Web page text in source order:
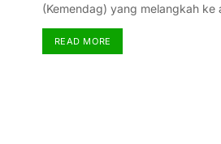
(Kemendag) yang melangkah
READ MORE